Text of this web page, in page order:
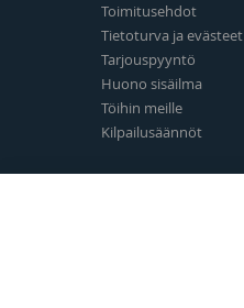
Toimitusehdot
Tietoturva ja evästeet
Tarjouspyyntö
Huono sisäilma
Töihin meille
Kilpailusäännöt